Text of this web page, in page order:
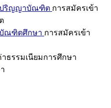
ปริญญาบัณฑิต การสมัครเข้า
บัณฑิตศึกษา การสมัครเข้า
าธรรมเนียมการศึกษา